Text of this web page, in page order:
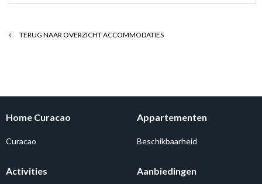
TERUG NAAR OVERZICHT ACCOMMODATIES
Home Curacao
Curacao
Appartementen
Beschikbaarheid
Activities Aanbiedingen